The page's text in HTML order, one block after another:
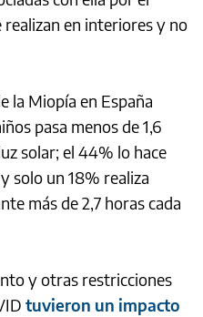
realizan en interiores y no
la Miopía en España
pasa menos de 1,6
solar; el 44% lo hace
solo un 18% realiza
más de 2,7 horas cada
y otras restricciones
tuvieron un impacto